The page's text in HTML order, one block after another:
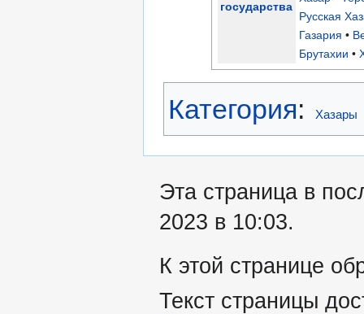
государства
Русская
Газария •
Брутахии •
Категория: Хазары
Эта страница в
2023 в 10:03.
К этой странице
Текст страницы